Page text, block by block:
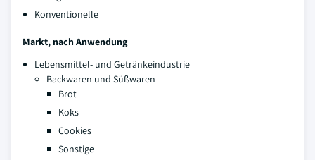
Konventionelle
Markt, nach Anwendung
Lebensmittel- und Getränkeindustrie
Backwaren und Süßwaren
Brot
Koks
Cookies
Sonstige